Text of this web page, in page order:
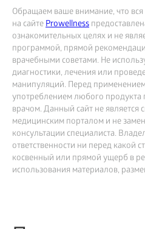
Обращаем ваше внимание, что
на сайтеProwellness
ознакомительных целях и не
программой, прямой
врачебными советами. Не
диагностики, лечения или
манипуляций. Перед
употреблением любого продукта
врачом. Данный сайт не
медицинским порталом и не
консультации специалиста.
ответственности ни перед какой
косвенный или прямой ущерб в
использования материалов,